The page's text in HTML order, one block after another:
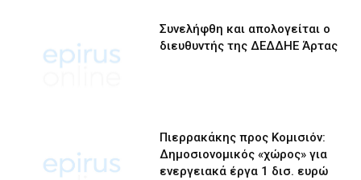
Συνελήφθη και απολογείται ο
διευθυντής της ΔΕΔΔΗΕ Άρτας
Πιερρακάκης προς Κομισιόν:
Δημοσιονομικός «χώρος» για
ενεργειακά έργα 1 δισ. ευρώ